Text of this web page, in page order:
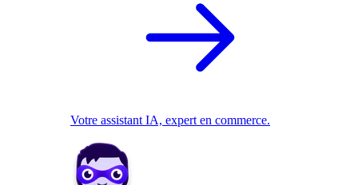
Votre assistant IA, expert en commerce.